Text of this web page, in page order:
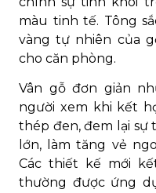
màu tinh tế. Tông
vàng tự nhiên của
cho căn phòng.
Vân gỗ đơn giản
người xem khi kết
thép đen, đem lại sự
lớn, làm tăng vẻ
Các thiết kế mới
thường được ứng